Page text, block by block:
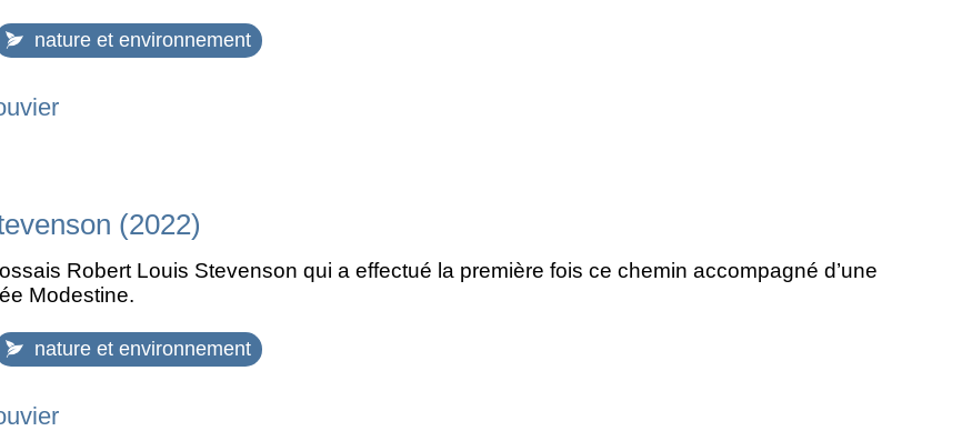
nature et environnement
(2022)
Robert Louis Stevenson qui a effectué la première fois ce chemin accompagné d’une
Modestine.
nature et environnement